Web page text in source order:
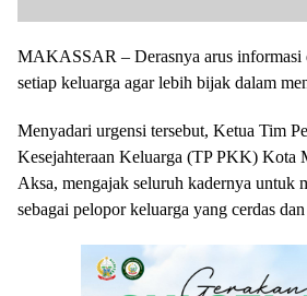
MAKASSAR – Derasnya arus informasi
setiap keluarga agar lebih bijak dalam
Menyadari urgensi tersebut, Ketua Tim
Kesejahteraan Keluarga (TP PKK) Kota
Aksa, mengajak seluruh kadernya untuk
sebagai pelopor keluarga yang cerdas